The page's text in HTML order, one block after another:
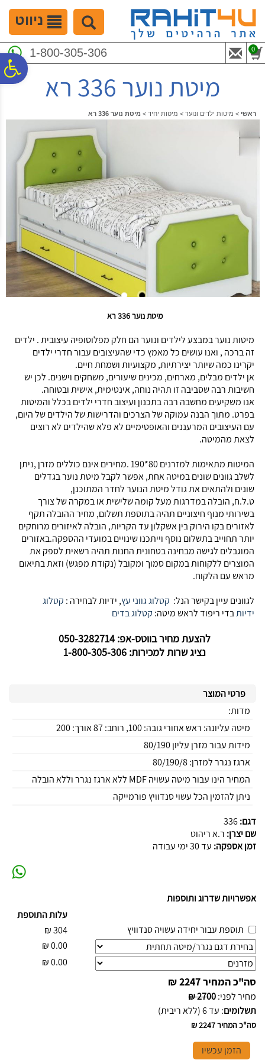
נגישות
המרכזי
ניווט
1-800-305-306 0
מיטת נוער 336 רא
ראשי > מיטות ילדים ונוער > מיטות יחיד > מיטת נוער 336 רא
מיטת נוער 336 רא
מיטות נוער במבצע לילדים ונוער הם חלק מפלוסופיה עיצובית . ילדים
זה ברכה , ואנו עושים כל מאמץ כדי שהעיצובים עבור חדרי ילדים
יקרינו כמה שיותר יצירתיות, מקצועיות ושמחת חיים.
אן ילדים מבלים, מארחים, מכינים שיעורים, משחקים וישנים. לכן יש
חשיבות רבה שסביבה זו תהיה נוחה, אינטימית, אישית ובטוחה.
אנו משקיעים מחשבה רבה בתכנון ועיצוב חדרי ילדים בכלל והמיטות
בפרט. מתוך הבנה עמוקה של הצרכים והדרישות של הילדים של היום,
עם העיצובים המרעננים והאופטימיים לא פלא שהילדים לא רוצים
לצאת מהמיטה.
המיטות מתאימות למזרנים 80*190 .מחירים אינם כוללים מזרן ,ניתן
לשלב גוונים שונים במיטה אחת, אפשר לקבל מיטת נוער בגדלים
שונים ולהתאים את גודל מיטת הנוער לחדר המתוכנן,
ט.ל.ח, הובלה במדרגות מעל קומה שלישית או במקרה של צורך
בשירותי מנוף חיצוניים תהיה בתוספת תשלום, מחיר ההובלה תקף
לאזורים בקו הירוק בין אשקלון עד הקריות, הובלה לאיזורים מרוחקים
יותר תחוייב בתשלום נוסף וייתכנו שינויים במועדי ההספקה.באזורים
המוגבלים לגישה מבחינה בטחונית החנות תהיה רשאית לספק את
המוצרים ללקוחות במקום סמוך ומקובל (נקודת מפגש) וזאת בתיאום
מראש עם הלקוח.
לגוונים עיין בקישר הנל: קטלוג גווני עץ, ידיות לבחירה : קטלוג
ידיותבדי ריפוד לראש מיטה: קטלוג בדים
להצעת מחיר בווטס-אפ: 050-3282714
נציג שרות למכירות: 1-800-305-306
פרטי המוצר
מדות:
מיטה עליונה: ראש אחורי גובה: 100, רוחב: 87 אורך: 200
מידות עבור מזרן עליון 80/190
ארגז נגרר למזרן: 80/190/8
המחיר הינו עבור מיטה עשויה MDF ללא ארגז נגרר וללא הובלה
ניתן להזמין הכל עשוי סנדוויץ פורמייקה
דגם:336
שם יצרן: ר.א ריהוט
זמן אספקה: עד 30 ימי עבודה
אפשרויות שדרוג ותוספות
עלות התוספת
תוספת עבור יחידה עשויה סנדוויץ
304
₪
0.00
₪
0.00
₪
סה"כ המחיר2247 ₪
מחיר לפני:
2700 ₪
תשלומים: עד 6 (ללא ריבית)
סה"כ המחיר2247 ₪
הזמן עכשיו